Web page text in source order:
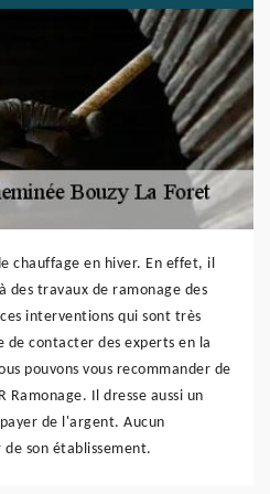
chauffage en hiver. En effet, il
des travaux de ramonage des
interventions qui sont très
de contacter des experts en la
pouvons vous recommander de
Ramonage. Il dresse aussi un
de l'argent. Aucun
son établissement.